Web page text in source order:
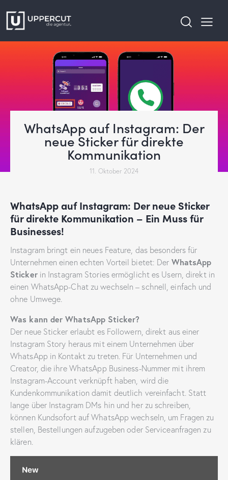
WhatsApp auf Instagram: Der
neue Sticker für direkte
Kommunikation
11. Oktober 2024
WhatsApp auf Instagram: Der neue Sticker
für direkte Kommunikation – Ein Muss für
Businesses!
Instagram bringt ein neues Feature, das besonders für
Unternehmen einen echten Vorteil bietet: Der WhatsApp
Stickerin Instagram Stories ermöglicht es Usern, direkt in
einen WhatsApp-Chat zu wechseln – schnell, einfach und
ohne Umwege.
Was kann der WhatsApp Sticker?
Der neue Sticker erlaubt es Followern, direkt aus einer
Instagram Story heraus mit einem Unternehmen über
WhatsApp in Kontakt zu treten. Für Unternehmen und
Creator, die ihre WhatsApp Business-Nummer mit ihrem
Instagram-Account verknüpft haben, wird die
Kundenkommunikation damit deutlich vereinfacht. Statt
lange über Instagram DMs hin und her zu schreiben,
können Kundsofort auf WhatsApp wechseln, um Fragen zu
stellen, Bestellungen aufzugeben oder Serviceanfragen zu
klären.